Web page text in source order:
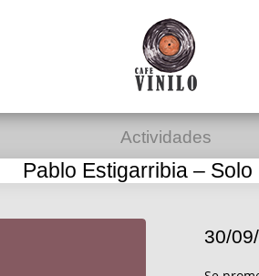
Actividades
Pablo Estigarribia – Solo
30/